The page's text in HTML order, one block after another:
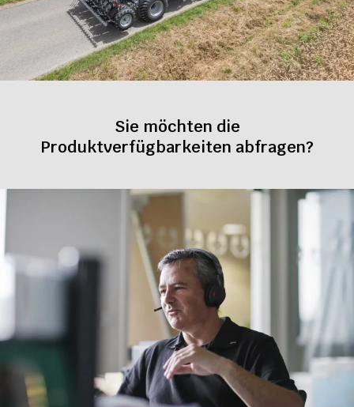
Sie möchten die
Produktverfügbarkeiten abfragen?